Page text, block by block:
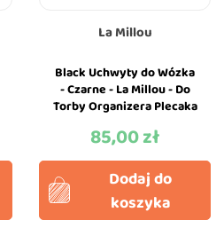
La Millou
Black Uchwyty do Wózka
- Czarne - La Millou - Do
Torby Organizera Plecaka
Cena
85,00 zł
Dodaj do
koszyka